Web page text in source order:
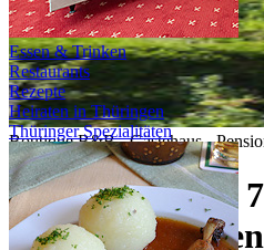
Essen & Trinken
Restaurants
Rezepte
Heiraten in Thüringen
Thüringer Spezialitäten
Boutique B&B - Gästehaus -
Sonderpreis ab 7
Übernachtungen